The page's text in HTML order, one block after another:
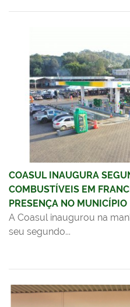
COASUL INAUGURA
COMBUSTÍVEIS EM
PRESENÇA NO MUNICÍPIO
A Coasul inaugurou na
seu segundo...